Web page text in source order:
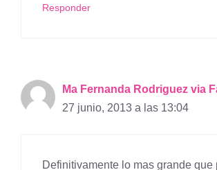
Responder
Ma Fernanda Rodriguez via
27 junio, 2013 a las 13:04
Definitivamente lo mas grande que